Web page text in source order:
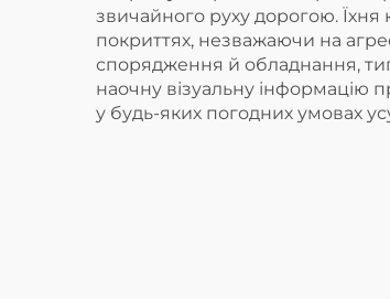
звичайного руху дорогою.
покриттях, незважаючи на
спорядження й обладнання,
наочну візуальну інформацію
у будь-яких погодних умовах